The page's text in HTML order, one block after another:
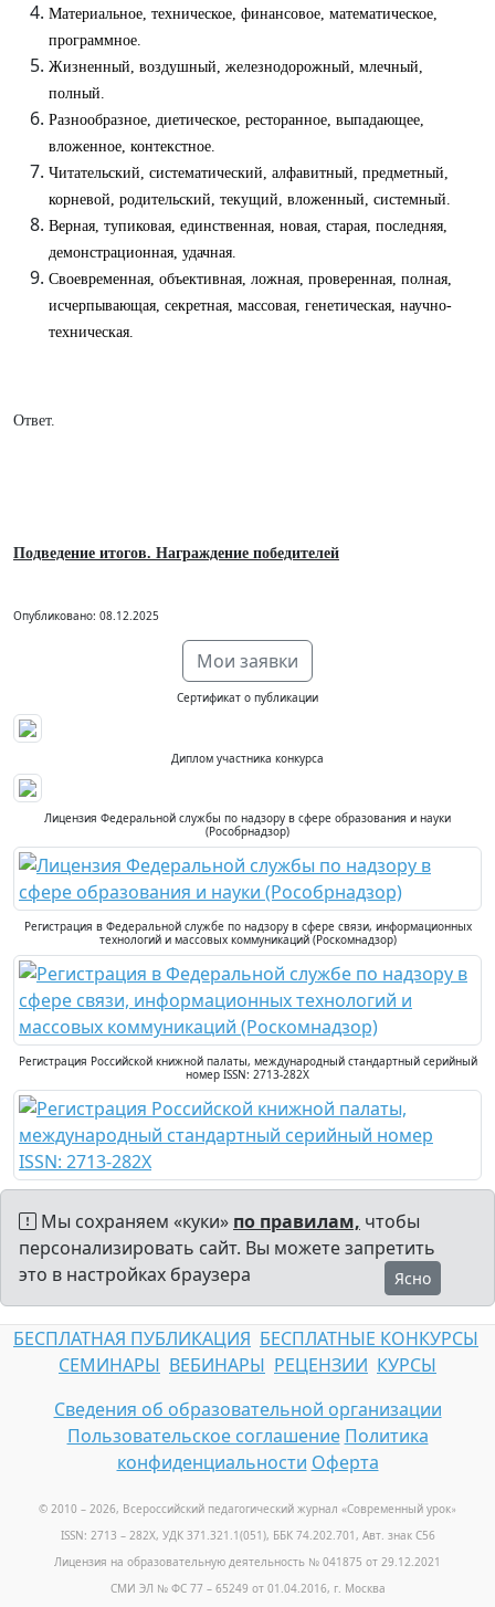
Материальное, техническое, финансовое, математическое,
программное.
Жизненный, воздушный, железнодорожный, млечный,
полный.
Разнообразное, диетическое, ресторанное, выпадающее,
вложенное, контекстное.
Читательский, систематический, алфавитный, предметный,
корневой, родительский, текущий, вложенный, системный.
Верная, тупиковая, единственная, новая, старая, последняя,
демонстрационная, удачная.
Своевременная, объективная, ложная, проверенная, полная,
исчерпывающая, секретная, массовая, генетическая, научно-
техническая.
Ответ.
Подведение итогов. Награждение победителей
Опубликовано: 08.12.2025
Мои заявки
Сертификат о публикации
Диплом участника конкурса
Лицензия Федеральной службы по надзору в сфере образования и науки
(Рособрнадзор)
Регистрация в Федеральной службе по надзору в сфере связи, информационных
технологий и массовых коммуникаций (Роскомнадзор)
Регистрация Российской книжной палаты, международный стандартный серийный
номер ISSN: 2713-282X
Мы сохраняем «куки» по правилам, чтобы
персонализировать сайт. Вы можете запретить
это в настройках браузера
Ясно
БЕСПЛАТНАЯ ПУБЛИКАЦИЯ БЕСПЛАТНЫЕ КОНКУРСЫ
СЕМИНАРЫ ВЕБИНАРЫ РЕЦЕНЗИИ КУРСЫ
Сведения об образовательной организации
Пользовательское соглашение Политика
конфиденциальности Оферта
© 2010 – 2026, Всероссийский педагогический журнал «Современный урок»
ISSN: 2713 – 282X, УДК 371.321.1(051), ББК 74.202.701, Авт. знак С56
Лицензия на образовательную деятельность № 041875 от 29.12.2021
СМИ ЭЛ № ФС 77 – 65249 от 01.04.2016, г. Москва